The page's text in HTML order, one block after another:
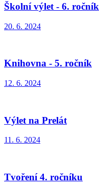
Školní výlet - 6. ročník
20. 6. 2024
Knihovna - 5. ročník
12. 6. 2024
Výlet na Prelát
11. 6. 2024
Tvoření 4. ročníku